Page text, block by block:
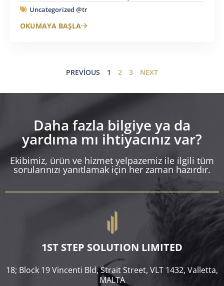
Uncategorized @tr
OKUMAYA BAŞLA
PREVIOUS 1 2 3 NEXT
Daha fazla bilgiye ya da
yardıma mı ihtiyacınız var?
Ekibimiz, ürün ve hizmet yelpazemiz ile ilgili tüm
sorularınızı yanıtlamak için her zaman hazırdır.
1ST STEP SOLUTION LIMITED
18; Block 19 Vincenti Bld, Strait Street, VLT 1432, Valletta,
MALTA​